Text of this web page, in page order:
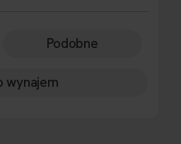
Podobne
wynajem